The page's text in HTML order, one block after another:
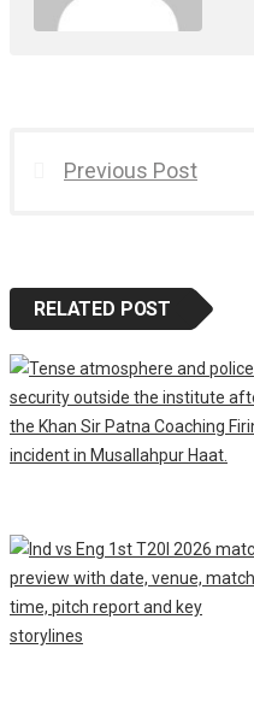
Previous Post
RELATED POST